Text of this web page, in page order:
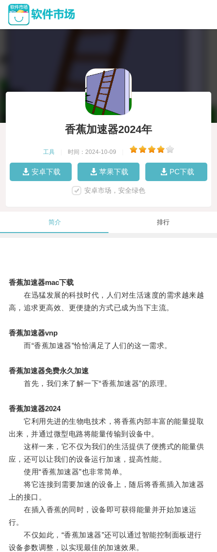
香蕉加速器2024年
工具 时间：2024-10-09
安卓下载 苹果下载 PC下载
安卓市场，安全绿色
简介 排行
香蕉加速器mac下载
在迅猛发展的科技时代，人们对生活速度的需求越来越
高，追求更高效、更便捷的方式已成为当下主流。
香蕉加速器vnp
而“香蕉加速器”恰恰满足了人们的这一需求。
香蕉加速器免费永久加速
首先，我们来了解一下“香蕉加速器”的原理。
香蕉加速器2024
它利用先进的生物电技术，将香蕉内部丰富的能量提取
出来，并通过微型电路将能量传输到设备中。
这样一来，它不仅为我们的生活提供了便携式的能量供
应，还可以让我们的设备运行加速，提高性能。
使用“香蕉加速器”也非常简单。
将它连接到需要加速的设备上，随后将香蕉插入加速器
上的接口。
在插入香蕉的同时，设备即可获得能量并开始加速运
行。
不仅如此，“香蕉加速器”还可以通过智能控制面板进行
设备参数调整，以实现最佳的加速效果。